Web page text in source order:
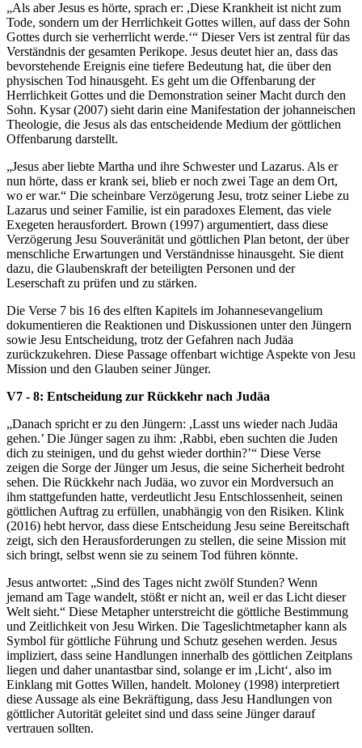
„Als aber Jesus es hörte, sprach er: ,Diese Krankheit ist nicht zum
Tode, sondern um der Herrlichkeit Gottes willen, auf dass der Sohn
Gottes durch sie verherrlicht werde.‘“ Dieser Vers ist zentral für das
Verständnis der gesamten Perikope. Jesus deutet hier an, dass das
bevorstehende Ereignis eine tiefere Bedeutung hat, die über den
physischen Tod hinausgeht. Es geht um die Offenbarung der
Herrlichkeit Gottes und die Demonstration seiner Macht durch den
Sohn. Kysar (2007) sieht darin eine Manifestation der johanneischen
Theologie, die Jesus als das entscheidende Medium der göttlichen
Offenbarung darstellt.
„Jesus aber liebte Martha und ihre Schwester und Lazarus. Als er
nun hörte, dass er krank sei, blieb er noch zwei Tage an dem Ort,
wo er war.“ Die scheinbare Verzögerung Jesu, trotz seiner Liebe zu
Lazarus und seiner Familie, ist ein paradoxes Element, das viele
Exegeten herausfordert. Brown (1997) argumentiert, dass diese
Verzögerung Jesu Souveränität und göttlichen Plan betont, der über
menschliche Erwartungen und Verständnisse hinausgeht. Sie dient
dazu, die Glaubenskraft der beteiligten Personen und der
Leserschaft zu prüfen und zu stärken.
Die Verse 7 bis 16 des elften Kapitels im Johannesevangelium
dokumentieren die Reaktionen und Diskussionen unter den Jüngern
sowie Jesu Entscheidung, trotz der Gefahren nach Judäa
zurückzukehren. Diese Passage offenbart wichtige Aspekte von Jesu
Mission und den Glauben seiner Jünger.
V7 - 8: Entscheidung zur Rückkehr nach Judäa
„Danach spricht er zu den Jüngern: ,Lasst uns wieder nach Judäa
gehen.’ Die Jünger sagen zu ihm: ,Rabbi, eben suchten die Juden
dich zu steinigen, und du gehst wieder dorthin?’“ Diese Verse
zeigen die Sorge der Jünger um Jesus, die seine Sicherheit bedroht
sehen. Die Rückkehr nach Judäa, wo zuvor ein Mordversuch an
ihm stattgefunden hatte, verdeutlicht Jesu Entschlossenheit, seinen
göttlichen Auftrag zu erfüllen, unabhängig von den Risiken. Klink
(2016) hebt hervor, dass diese Entscheidung Jesu seine Bereitschaft
zeigt, sich den Herausforderungen zu stellen, die seine Mission mit
sich bringt, selbst wenn sie zu seinem Tod führen könnte.
Jesus antwortet: „Sind des Tages nicht zwölf Stunden? Wenn
jemand am Tage wandelt, stößt er nicht an, weil er das Licht dieser
Welt sieht.“ Diese Metapher unterstreicht die göttliche Bestimmung
und Zeitlichkeit von Jesu Wirken. Die Tageslichtmetapher kann als
Symbol für göttliche Führung und Schutz gesehen werden. Jesus
impliziert, dass seine Handlungen innerhalb des göttlichen Zeitplans
liegen und daher unantastbar sind, solange er im ,Licht‘, also im
Einklang mit Gottes Willen, handelt. Moloney (1998) interpretiert
diese Aussage als eine Bekräftigung, dass Jesu Handlungen von
göttlicher Autorität geleitet sind und dass seine Jünger darauf
vertrauen sollten.